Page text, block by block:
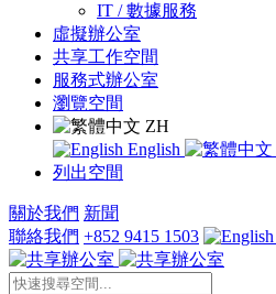
IT / 數據服務
虛擬辦公室
共享工作空間
服務式辦公室
瀏覽空間
ZH
English
列出空間
關於我們 新聞
聯絡我們 +852 9415 1503